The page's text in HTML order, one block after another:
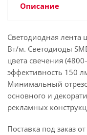
Описание
Светодиодная
Вт/м. Светодиоды
цвета свечения
эффективность 150
Минимальный
основного и
рекламных
Поставка под заказ